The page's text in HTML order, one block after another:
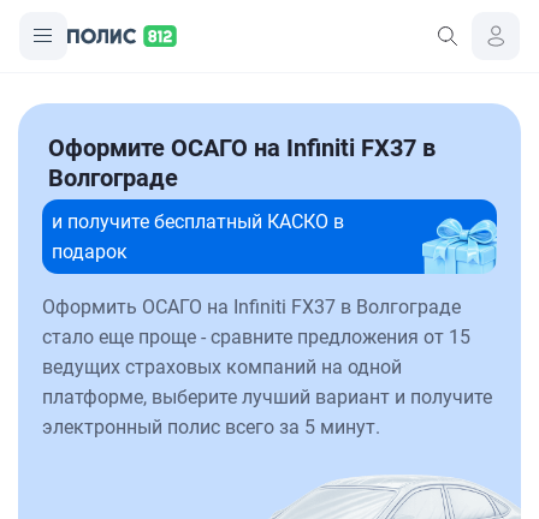
Оформите ОСАГО на Infiniti FX37 в
Волгограде
и получите бесплатный КАСКО в
подарок
Оформить ОСАГО на Infiniti FX37 в Волгограде
стало еще проще - сравните предложения от 15
ведущих страховых компаний на одной
платформе, выберите лучший вариант и получите
электронный полис всего за 5 минут.